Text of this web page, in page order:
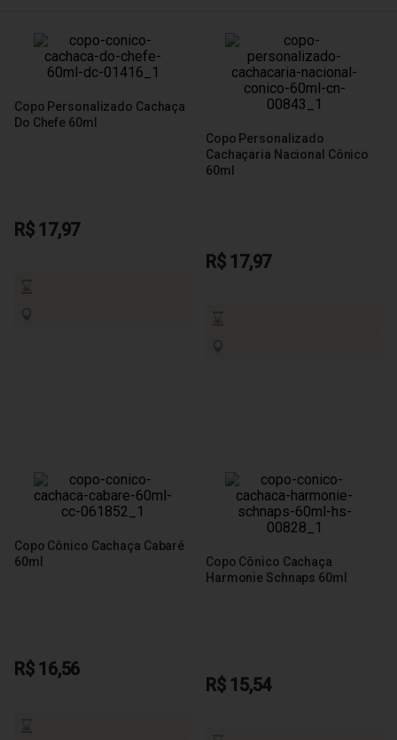
Copo Personalizado Cachaça
Do Chefe 60ml
R$ 17,97
Copo Personalizado
Cachaçaria Nacional Cônico
60ml
R$ 17,97
Copo Cônico Cachaça Cabaré
60ml
R$ 16,56
Copo Cônico Cachaça
Harmonie Schnaps 60ml
R$ 15,54